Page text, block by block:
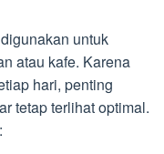
untuk
atau kafe. Karena
hari, penting
tetap terlihat optimal.